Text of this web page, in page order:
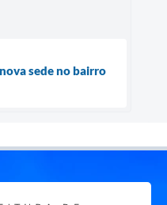
sede no bairro